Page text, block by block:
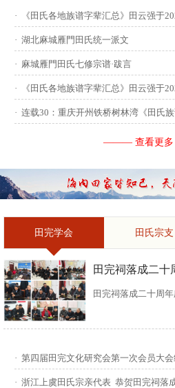
· 《田氏各地族谱字辈汇总》田云强于
· 湖北麻城雁門田氏统一派文
· 麻城雁門田氏七修宗谱·跋言
· 《田氏各地族谱字辈汇总》田云强于
· 连载30：重庆开州铁桥树林湾《田氏
——— 查看更
田完学会 田氏宗支
田完祠落成二十
田完祠落成二十周
祖”第四次预备会议
· 第四届田完文化研究会第一次会员大
· 浙江上虞田氏宗亲代表 恭贺田完祠落